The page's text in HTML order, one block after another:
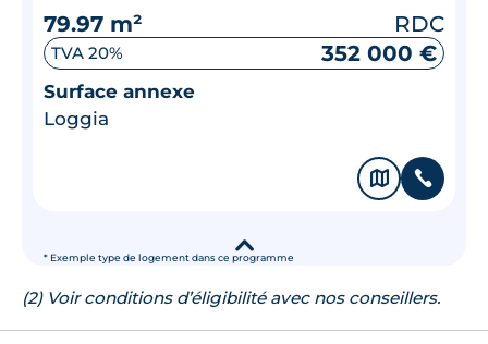
* Exemple type de logement dans ce programme
79.97 m²
RDC
TVA 20% 352 000 €
Surface annexe
Loggia
🗞 📞
▾
(2) Voir conditions d’éligibilité avec nos conseillers.